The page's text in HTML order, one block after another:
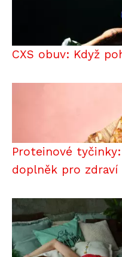
CXS obuv: Když
Proteinové
doplněk pro zdraví